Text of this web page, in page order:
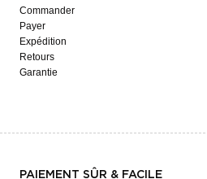
Commander
Payer
Expédition
Retours
Garantie
PAIEMENT SÛR & FACILE